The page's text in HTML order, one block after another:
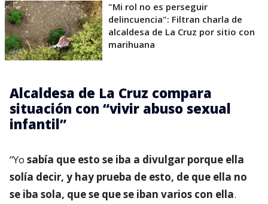
"Mi rol no es perseguir
delincuencia": Filtran charla de
alcaldesa de La Cruz por sitio con
marihuana
Alcaldesa de La Cruz compara
situación con “vivir abuso sexual
infantil”
“Yo sabía que esto se iba a divulgar porque ella
solía decir, y hay prueba de esto, de que ella no
se iba sola, que se que se iban varios con ella.